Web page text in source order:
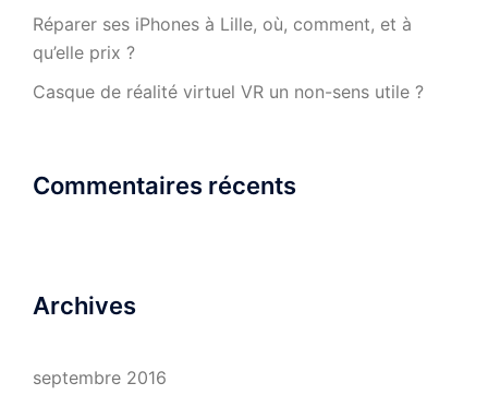
Réparer ses iPhones à Lille, où, comment, et à
qu’elle prix ?
Casque de réalité virtuel VR un non-sens utile ?
Commentaires récents
Archives
septembre 2016